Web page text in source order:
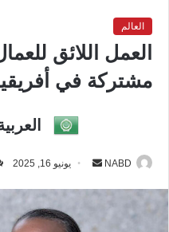
العالم
العمل اللائق
مشتركة في
NABD يونيو 16, 2025